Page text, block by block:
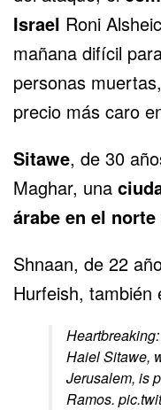
Israel Roni
mañana difícil
personas
precio más caro
Sitawe, de 30
Maghar, una
árabe en el
Shnaan, de 22
Hurfeish, también
Haiel Sitawe,
Jerusalem, is
Ramos.